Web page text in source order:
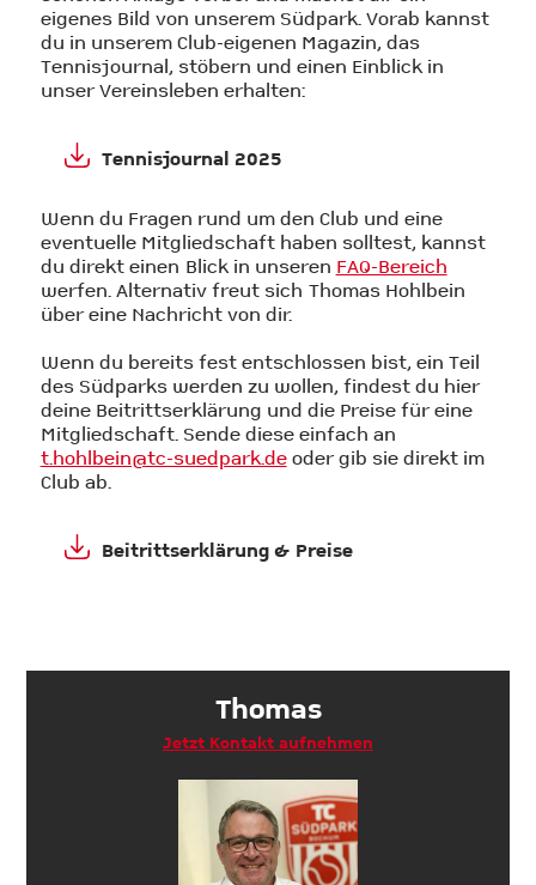
eigenes Bild von unserem Südpark. Vorab kannst
du in unserem Club-eigenen Magazin, das
Tennisjournal, stöbern und einen Einblick in
unser Vereinsleben erhalten:
Tennisjournal 2025
Wenn du Fragen rund um den Club und eine
eventuelle Mitgliedschaft haben solltest, kannst
du direkt einen Blick in unseren FAQ-Bereich
werfen. Alternativ freut sich Thomas Hohlbein
über eine Nachricht von dir.
Wenn du bereits fest entschlossen bist, ein Teil
des Südparks werden zu wollen, findest du hier
deine Beitrittserklärung und die Preise für eine
Mitgliedschaft. Sende diese einfach an
t.hohlbein@tc-suedpark.deoder gib sie direkt im
Club ab.
Beitrittserklärung & Preise
Thomas
Jetzt Kontakt aufnehmen